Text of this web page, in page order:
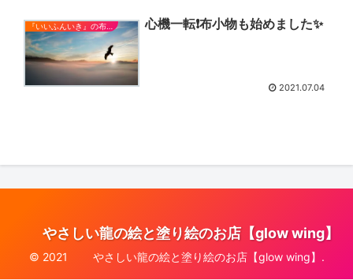
心機一転❗布小物も始めました✨
2021.07.04
やさしい龍の絵と塗り絵のお店【glow wing】
© 2021 やさしい龍の絵と塗り絵のお店【glow wing】.